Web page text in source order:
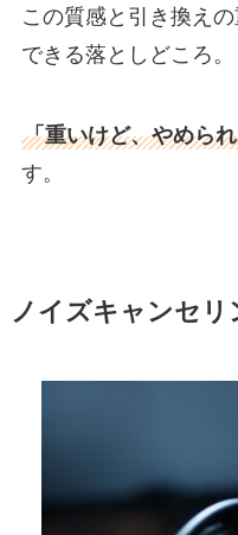
この質感と引き換え
できる落としどころ。
「重いけど、やめら
す。
ノイズキャンセリ